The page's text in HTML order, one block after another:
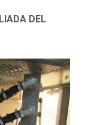
DEL